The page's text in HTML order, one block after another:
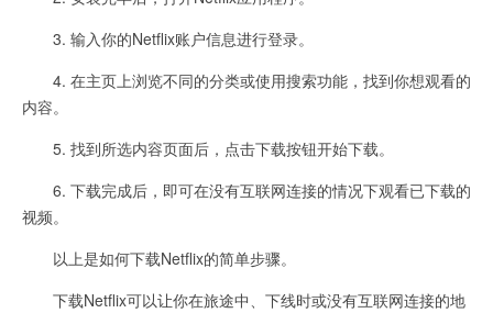
3. 输入你的Netflix账户信息进行登录。
4. 在主页上浏览不同的分类或使用搜索功能，找到你想观看的
内容。
5. 找到所选内容页面后，点击下载按钮开始下载。
6. 下载完成后，即可在没有互联网连接的情况下观看已下载的
视频。
以上是如何下载Netflix的简单步骤。
下载Netflix可以让你在旅途中、下线时或没有互联网连接的地